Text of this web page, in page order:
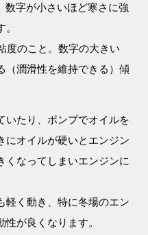
数字が小さいほど寒さに強
度のこと。数字の大きい
（潤滑性を維持できる）傾
いたり、ポンプでオイルを
にオイルが硬いとエンジン
くなってしまいエンジンに
軽く動き、特に冬場のエン
が良くなります。